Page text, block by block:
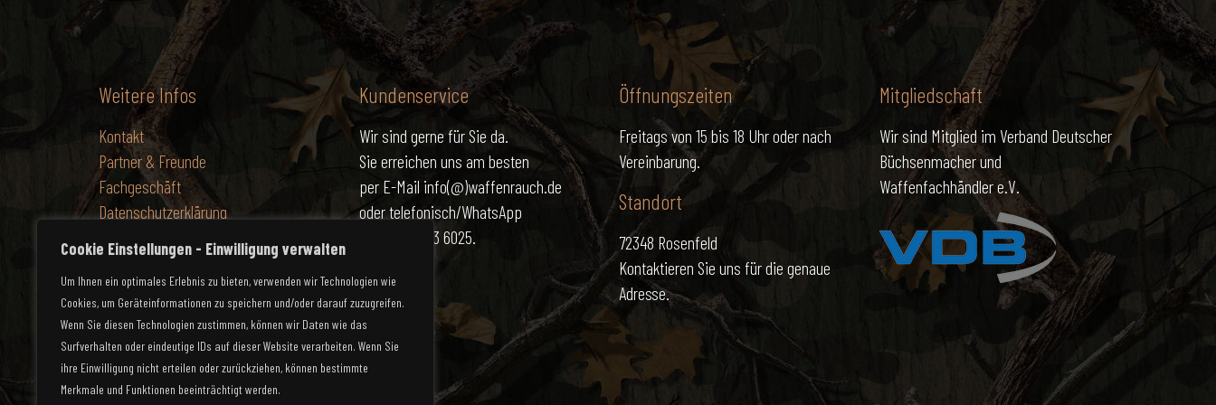
Cookie Einstellungen - Einwilligung verwalten
Um Ihnen ein optimales Erlebnis zu bieten, verwenden wir Technologien wie
Cookies, um Geräteinformationen zu speichern und/oder darauf zuzugreifen.
Wenn Sie diesen Technologien zustimmen, können wir Daten wie das
Surfverhalten oder eindeutige IDs auf dieser Website verarbeiten. Wenn Sie
ihre Einwilligung nicht erteilen oder zurückziehen, können bestimmte
Merkmale und Funktionen beeinträchtigt werden.
Weitere Infos
Kontakt
Partner & Freunde
Fachgeschäft
Datenschutzerklärung
Impressum
Vertrag widerrufen
Kundenservice
Wir sind gerne für Sie da.
Sie erreichen uns am besten
per E-Mail info(@)waffenrauch.de
oder telefonisch/WhatsApp
unter 0171 773 6025.
Öffnungszeiten
Freitags von 15 bis 18 Uhr oder nach
Vereinbarung.
Standort
72348 Rosenfeld
Kontaktieren Sie uns für die genaue
Adresse.
Mitgliedschaft
Wir sind Mitglied im Verband Deutscher
Büchsenmacher und
Waffenfachhändler e.V.